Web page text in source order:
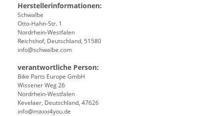
Herstellerinformationen:
Schwalbe
Otto-Hahn-Str. 1
Nordrhein-Westfalen
Reichshof, Deutschland, 51580
info@schwalbe.com
verantwortliche Person:
Bike Parts Europe GmbH
Wissener Weg 26
Nordrhein-Westfalen
Kevelaer, Deutschland, 47626
info@maxxi4you.de